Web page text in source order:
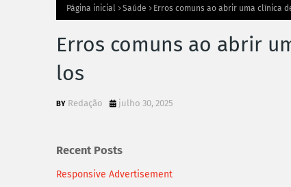
Página inicial Saúde Erros comuns ao abrir uma clínica
Erros comuns ao abrir
los
Redação julho 30, 2025
Recent Posts
Responsive Advertisement